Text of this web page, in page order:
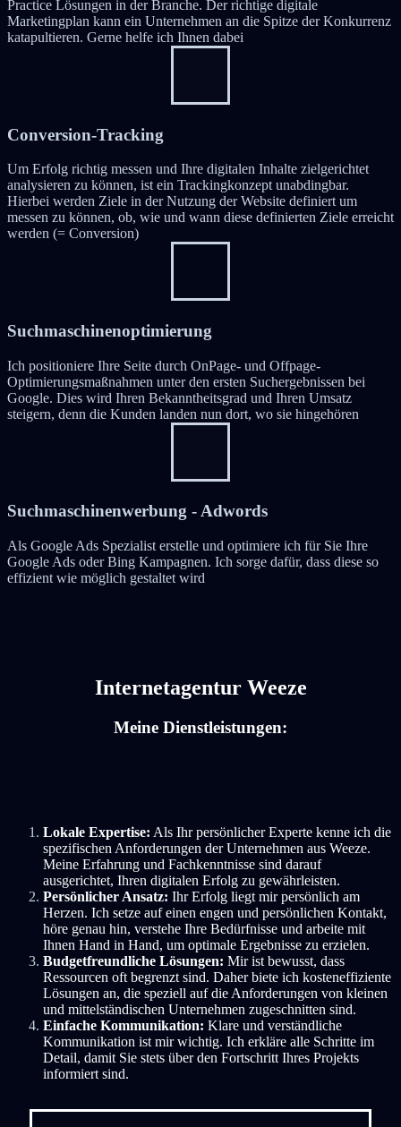
Practice Lösungen in der Branche. Der richtige digitale
Marketingplan kann ein Unternehmen an die Spitze der Konkurrenz
katapultieren. Gerne helfe ich Ihnen dabei
Conversion-Tracking
Um Erfolg richtig messen und Ihre digitalen Inhalte zielgerichtet
analysieren zu können, ist ein Trackingkonzept unabdingbar.
Hierbei werden Ziele in der Nutzung der Website definiert um
messen zu können, ob, wie und wann diese definierten Ziele erreicht
werden (= Conversion)
Suchmaschinenoptimierung
Ich positioniere Ihre Seite durch OnPage- und Offpage-
Optimierungsmaßnahmen unter den ersten Suchergebnissen bei
Google. Dies wird Ihren Bekanntheitsgrad und Ihren Umsatz
steigern, denn die Kunden landen nun dort, wo sie hingehören
Suchmaschinenwerbung - Adwords
Als Google Ads Spezialist erstelle und optimiere ich für Sie Ihre
Google Ads oder Bing Kampagnen. Ich sorge dafür, dass diese so
effizient wie möglich gestaltet wird
Internetagentur Weeze
Meine Dienstleistungen:
Lokale Expertise: Als Ihr persönlicher Experte kenne ich die
spezifischen Anforderungen der Unternehmen aus Weeze.
Meine Erfahrung und Fachkenntnisse sind darauf
ausgerichtet, Ihren digitalen Erfolg zu gewährleisten.
Persönlicher Ansatz: Ihr Erfolg liegt mir persönlich am
Herzen. Ich setze auf einen engen und persönlichen Kontakt,
höre genau hin, verstehe Ihre Bedürfnisse und arbeite mit
Ihnen Hand in Hand, um optimale Ergebnisse zu erzielen.
Budgetfreundliche Lösungen: Mir ist bewusst, dass
Ressourcen oft begrenzt sind. Daher biete ich kosteneffiziente
Lösungen an, die speziell auf die Anforderungen von kleinen
und mittelständischen Unternehmen zugeschnitten sind.
Einfache Kommunikation: Klare und verständliche
Kommunikation ist mir wichtig. Ich erkläre alle Schritte im
Detail, damit Sie stets über den Fortschritt Ihres Projekts
informiert sind.